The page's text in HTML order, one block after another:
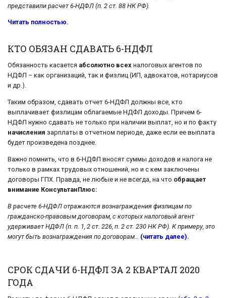
представили расчет 6-НДФЛ (п. 2 ст. 88 НК РФ).
Читать полностью.
КТО ОБЯЗАН СДАВАТЬ 6-НДФЛ
Обязанность касается абсолютно всех налоговых агентов по
НДФЛ – как организаций, так и физлиц (ИП, адвокатов, нотариусов
и др.).
Таким образом, сдавать отчет 6-НДФЛ должны все, кто
выплачивает физлицам облагаемые НДФЛ доходы. Причем 6-
НДФЛ нужно сдавать не только при наличии выплат, но и по факту
начисления зарплаты в отчетном периоде, даже если ее выплата
будет произведена позднее.
Важно помнить, что в 6-НДФЛ вносят суммы доходов и налога не
только в рамках трудовых отношений, но и с кем заключены
договоры ГПХ. Правда, не любые и не всегда, на что обращает
внимание КонсультанПлюс:
В расчете 6-НДФЛ отражаются вознаграждения физлицам по
гражданско-правовым договорам, с которых налоговый агент
удерживает НДФЛ (п. п. 1, 2 ст. 226, п. 2 ст. 230 НК РФ). К примеру, это
могут быть вознаграждения по договорам…
(читать далее).
СРОК СДАЧИ 6-НДФЛ ЗА 2 КВАРТАЛ 2020
ГОДА